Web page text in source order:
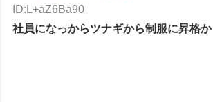
ID:L+aZ6Ba90
社員になっからツナギから制服に昇格か